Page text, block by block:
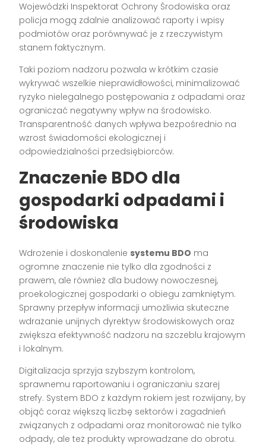
Wojewódzki Inspektorat Ochrony Środowiska oraz
policja mogą zdalnie analizować raporty i wpisy
podmiotów oraz porównywać je z rzeczywistym
stanem faktycznym.
Taki poziom nadzoru pozwala w krótkim czasie
wykrywać wszelkie nieprawidłowości, minimalizować
ryzyko nielegalnego postępowania z odpadami oraz
ograniczać negatywny wpływ na środowisko.
Transparentność danych wpływa bezpośrednio na
wzrost świadomości ekologicznej i
odpowiedzialności przedsiębiorców.
Znaczenie BDO dla
gospodarki odpadami i
środowiska
Wdrożenie i doskonalenie systemu BDO ma
ogromne znaczenie nie tylko dla zgodności z
prawem, ale również dla budowy nowoczesnej,
proekologicznej gospodarki o obiegu zamkniętym.
Sprawny przepływ informacji umożliwia skuteczne
wdrażanie unijnych dyrektyw środowiskowych oraz
zwiększa efektywność nadzoru na szczeblu krajowym
i lokalnym.
Digitalizacja sprzyja szybszym kontrolom,
sprawnemu raportowaniu i ograniczaniu szarej
strefy. System BDO z każdym rokiem jest rozwijany, by
objąć coraz większą liczbę sektorów i zagadnień
związanych z odpadami oraz monitorować nie tylko
odpady, ale też produkty wprowadzane do obrotu.